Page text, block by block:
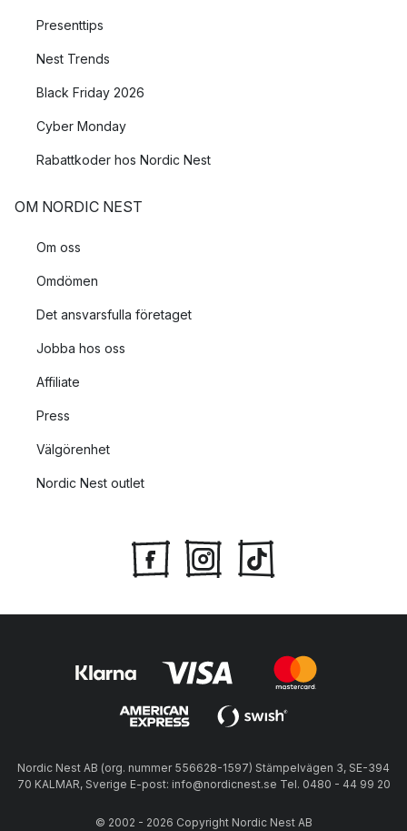
Presenttips
Nest Trends
Black Friday 2026
Cyber Monday
Rabattkoder hos Nordic Nest
OM NORDIC NEST
Om oss
Omdömen
Det ansvarsfulla företaget
Jobba hos oss
Affiliate
Press
Välgörenhet
Nordic Nest outlet
Nordic Nest AB (org. nummer 556628-1597) Stämpelvägen 3, SE-394
70 KALMAR, Sverige E-post: info@nordicnest.se Tel. 0480 - 44 99 20
© 2002 - 2026 Copyright Nordic Nest AB